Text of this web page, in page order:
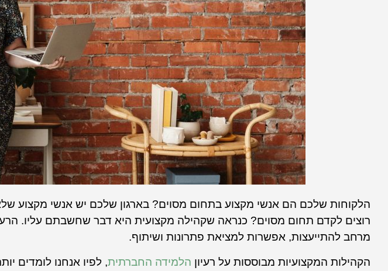
הלקוחות שלכם הם אנשי מקצוע בתחום מסוים? בארגון שלכם יש אנשי מקצוע
רוצים לקדם תחום מסוים? כנראה שקהילה מקצועית היא דבר שחשבתם עליו.
מרחב להתייעצות, אפשרות למציאת פתרונות ושיתוף.
הקהילות המקצועיות מבוססות על רעיון הלמידה החברתית, לפיו אנחנו לומדים